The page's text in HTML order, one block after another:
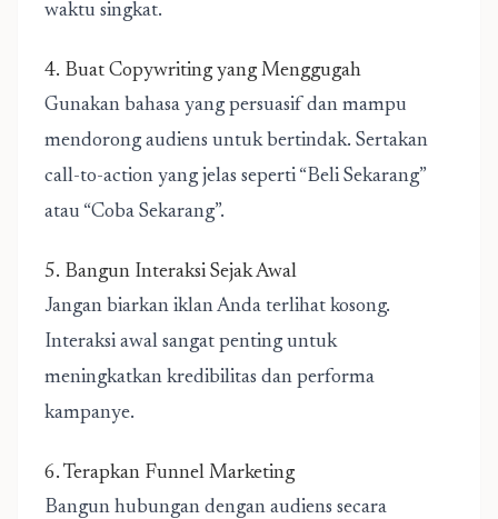
waktu singkat.
4. Buat Copywriting yang Menggugah
Gunakan bahasa yang persuasif dan mampu
mendorong audiens untuk bertindak. Sertakan
call-to-action yang jelas seperti “Beli Sekarang”
atau “Coba Sekarang”.
5. Bangun Interaksi Sejak Awal
Jangan biarkan iklan Anda terlihat kosong.
Interaksi awal sangat penting untuk
meningkatkan kredibilitas dan performa
kampanye.
6. Terapkan Funnel Marketing
Bangun hubungan dengan audiens secara